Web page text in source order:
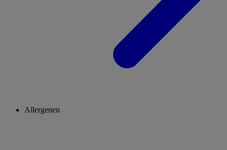
Allergenen